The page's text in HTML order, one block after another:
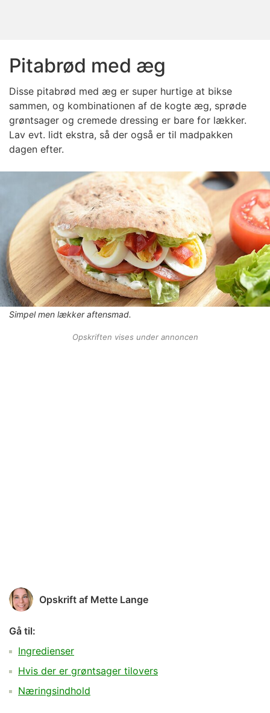
Pitabrød med æg
Disse pitabrød med æg er super hurtige at bikse
sammen, og kombinationen af de kogte æg, sprøde
grøntsager og cremede dressing er bare for lækker.
Lav evt. lidt ekstra, så der også er til madpakken
dagen efter.
Simpel men lækker aftensmad.
Opskriften vises under annoncen
Opskrift af Mette Lange
Gå til:
Ingredienser
Hvis der er grøntsager tilovers
Næringsindhold